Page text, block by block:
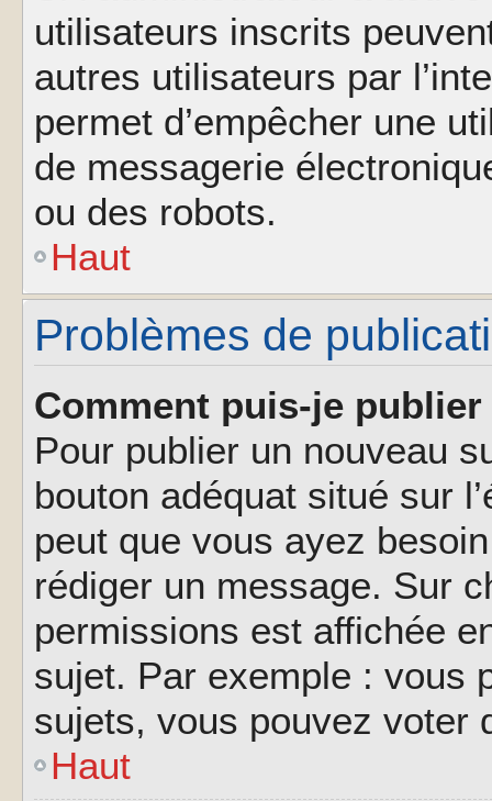
utilisateurs inscrits
autres utilisateurs par
permet d’empêcher une
de messagerie
ou des robots.
Haut
Problèmes de
Comment puis-je
Pour publier un nouveau
bouton adéquat situé sur
peut que vous ayez
rédiger un message. Sur
permissions est affichée
sujet. Par exemple : vous
sujets, vous pouvez voter
Haut